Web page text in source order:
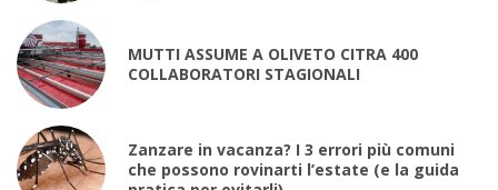
MUTTI ASSUME A OLIVETO CITRA 400
COLLABORATORI STAGIONALI
Zanzare in vacanza? I 3 errori più comuni
che possono rovinarti l’estate (e la guida